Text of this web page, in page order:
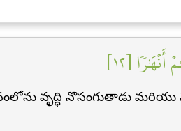
[١٢]
వృద్ధి నొసంగుతాడు మరియు